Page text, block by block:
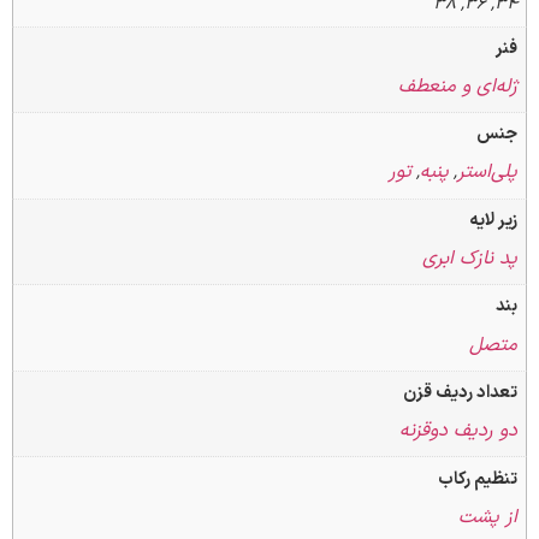
و منعطف
,پنبه,تور
ابری
ردیف قزن
دوقزنه
رکاب